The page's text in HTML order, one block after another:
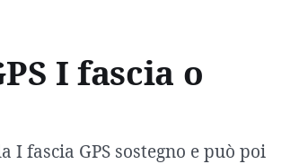
I fascia o
I fascia GPS sostegno e può poi